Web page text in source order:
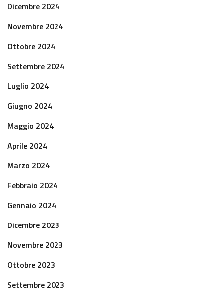
Dicembre 2024
Novembre 2024
Ottobre 2024
Settembre 2024
Luglio 2024
Giugno 2024
Maggio 2024
Aprile 2024
Marzo 2024
Febbraio 2024
Gennaio 2024
Dicembre 2023
Novembre 2023
Ottobre 2023
Settembre 2023